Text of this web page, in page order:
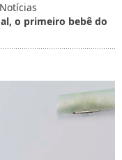
Notícias
o primeiro bebê do